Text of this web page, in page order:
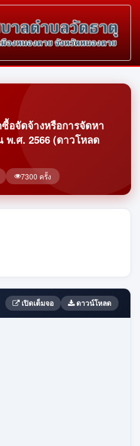
อจัดจ้างหรือการจัดหา
.ศ. 2566 (ดาวโหลด
7300 ครั้ง
เปิดเต็มจอ ดาวน์โหลด